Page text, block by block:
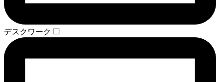
デスクワーク